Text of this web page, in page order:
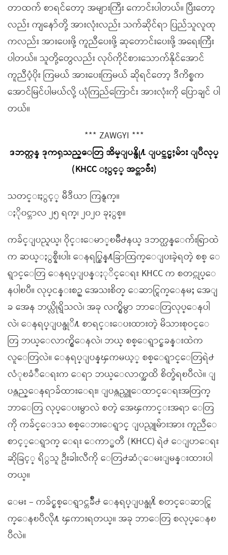
တာထက် စာရင်တော့ အများကြီး ကောင်းပါတယ်။ ပြီးတော့
လည်း ကျနော်တို့ အားလုံးလည်း သက်ဆိုင်ရာ ပြည်သူလူထု
ကလည်း အားပေးဖို့ ကူညီပေးဖို့ ဆုတောင်းပေးဖို့ အရေးကြီး
ပါတယ်။ သူတို့တွေလည်း လုပ်ကိုင်စားသောက်နိုင်အောင်
ကူညီပံ့ပိုး ကြမယ် အားပေးကြမယ် ဆိုရင်တော့ ဒီကိစ္စက
အောင်မြင်ပါမယ်လို့ ယုံကြည်ကြောင်း အားလုံးကို ပြောချင် ပါ
တယ်။
*** ZAWGYI ***
ဒဘတ္ယန္ ဒုကၡသည္ေတြ အိမ္ျပန္ဖို႔ ျပင္ဆင္မႈမ်ား ျပဳလုပ္
(KHCC ႏွင့္ အင္တာဗ်ဴး)
သတင္းႏွင့္ မီဒီယာ ကြန္ရက္။
ႏို၀င္ဘာလ ၂၅ ရက္၊ ၂၀၂၀ ခုႏွစ္။
ကခ်င္ျပည္နယ္၊ ဝိုင္းေမာ္ၿမိဳ႕နယ္ ဒဘတ္ယန္ေက်းရြာထဲ
က ဆယ္ႏွစ္နီးပါး ေနရပ္စြန္႔ခြာထြက္ေျပးခဲ့ရတဲ့ စစ္ ေ
ရွာင္ေတြ ေနရပ္ျပန္ႏုိင္ေရး KHCC က စတင္လုပ္ေ
နပါၿပီ။ လုပ္ငန္းစဥ္ အေသးစိတ္ ေဆာင္ရြက္ေနမႈ အေျ
ခ အေန ဘယ္လိုရွိသလဲ၊ အခု လက္ရွိမွာ ဘာေတြလုပ္ေနပါ
လဲ၊ ေနရပ္ျပန္ဖုိ႔ စာရင္းေပးထားတဲ့ မိသားစုဝင္ေ
တြ ဘယ္ေလာက္ရွိေနလဲ၊ ဘယ္ စစ္ေရွာင္စခန္းထဲက
လူေတြလဲ။ ေနရပ္ျပန္ၾကမယ့္ စစ္ေရွာင္ေတြရဲ႕
လံုၿခံဳေရးက ေရာ ဘယ္ေလာက္အထိ စိတ္ခ်ရၿပီလဲ။ ျ
ပန္လည္ေနရာခ်ထားေရး၊ ျပန္လည္ထူေထာင္ေရးအတြက္
ဘာေတြ လုပ္ေပးမွာလဲ စတဲ့ အေၾကာင္းအရာ ေတြ
ကို ကခ်င္ေဒသ စစ္ေဘးေရွာင္ ျပည္သူမ်ားအား ကူညီေ
စာင့္ေရွာက္ ေရး ေကာ္မတီ (KHCC) ရဲ႕ ေျပာေရး
ဆိုခြင့္ ရိွသူ ဦးခါးလီကို ေတြ႕ဆံုေမးျမန္းထားပါ
တယ္။
ေမး – ကခ်င္စစ္ေရွာင္တခ်ိဳ႕ ေနရပ္ျပန္ဖု႔ိ စတင္ေဆာင္ရြ
က္ေနၿပီလို႔ ၾကားရတယ္။ အခု ဘာေတြ စလုပ္ေနၿ
ပီလဲ။